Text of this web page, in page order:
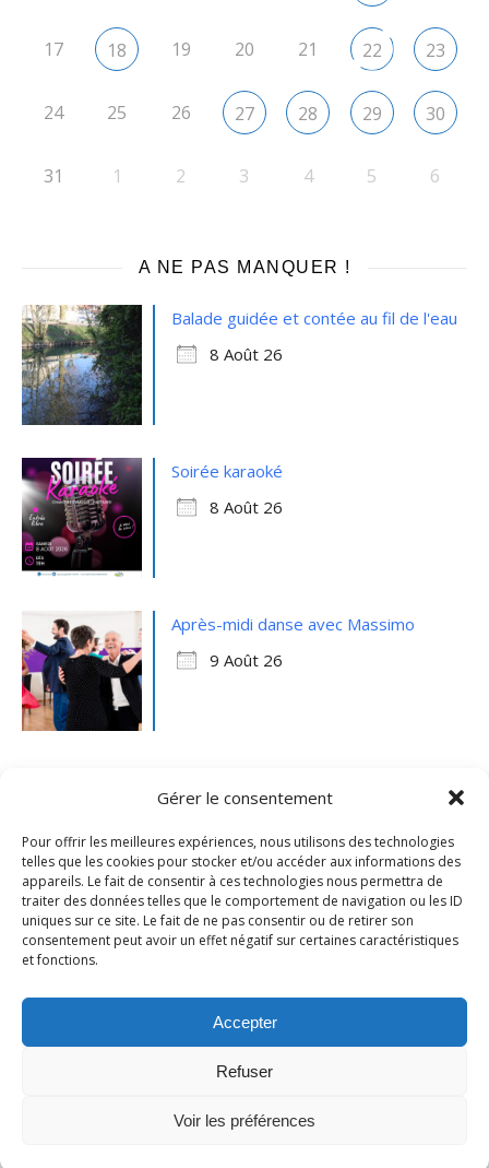
Gérer le consentement
Pour offrir les meilleures expériences, nous utilisons des technologies
telles que les cookies pour stocker et/ou accéder aux informations des
appareils. Le fait de consentir à ces technologies nous permettra de
traiter des données telles que le comportement de navigation ou les ID
uniques sur ce site. Le fait de ne pas consentir ou de retirer son
consentement peut avoir un effet négatif sur certaines caractéristiques
et fonctions.
Accepter
Refuser
Voir les préférences
17 18 19 20 21 22 23
24 25 26 27 28 29 30
31 1 2 3 4 5 6
A NE PAS MANQUER !
Balade guidée et contée au fil de l'eau
8 Août 26
Soirée karaoké
8 Août 26
Après-midi danse avec Massimo
9 Août 26
- Ville de Merville -
Thème Ashe parWP Royal